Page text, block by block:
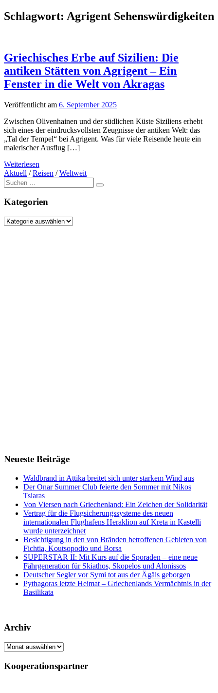
Schlagwort: Agrigent Sehenswürdigkeiten
Griechisches Erbe auf Sizilien: Die
antiken Stätten von Agrigent – Ein
Fenster in die Welt von Akragas
Veröffentlicht am 6. September 2025
Zwischen Olivenhainen und der südlichen Küste Siziliens erhebt
sich eines der eindrucksvollsten Zeugnisse der antiken Welt: das
„Tal der Tempel“ bei Agrigent. Was für viele Reisende heute ein
malerischer Ausflug […]
Weiterlesen
Aktuell /Reisen /Weltweit
Suche
nach:
Kategorien
Kategorien
Neueste Beiträge
Waldbrand in Attika breitet sich unter starkem Wind aus
Der Onar Summer Club feierte den Sommer mit Nikos
Tsiaras
Von Viersen nach Griechenland: Ein Zeichen der Solidarität
Vertrag für die Flugsicherungssysteme des neuen
internationalen Flughafens Heraklion auf Kreta in Kastelli
wurde unterzeichnet
Besichtigung in den von Bränden betroffenen Gebieten von
Fichtia, Koutsopodio und Borsa
SUPERSTAR II: Mit Kurs auf die Sporaden – eine neue
Fährgeneration für Skiathos, Skopelos und Alonissos
Deutscher Segler vor Symi tot aus der Ägäis geborgen
Pythagoras letzte Heimat – Griechenlands Vermächtnis in der
Basilikata
Archiv
Archiv
Kooperationspartner